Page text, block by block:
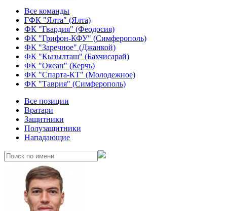
Все команды
ГФК "Ялта" (Ялта)
ФК "Гвардия" (Феодосия)
ФК "Грифон-КФУ" (Симферополь)
ФК "Заречное" (Джанкой)
ФК "Кызылташ" (Бахчисарай)
ФК "Океан" (Керчь)
ФК "Спарта-КТ" (Молодежное)
ФК "Таврия" (Симферополь)
Все позиции
Вратари
Защитники
Полузащитники
Нападающие